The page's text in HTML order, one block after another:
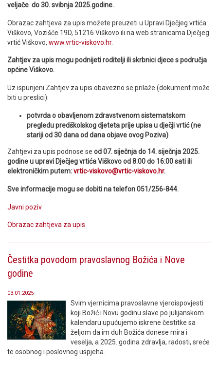
veljače do 30. svibnja 2025.godine.
Obrazac zahtjeva za upis možete preuzeti u Upravi Dječjeg vrtića
Viškovo, Vozišće 19D, 51216 Viškovo ili na web stranicama Dječjeg
vrtić Viškovo, www.vrtic-viskovo.hr.
Zahtjev za upis mogu podnijeti roditelji ili skrbnici djece s područja
općine Viškovo.
Uz ispunjeni Zahtjev za upis obavezno se prilaže (dokument može
biti u preslici):
potvrda o obavljenom zdravstvenom sistematskom
pregledu predškolskog djeteta prije upisa u dječji vrtić (ne
stariji od 30 dana od dana objave ovog Poziva)
Zahtjevi za upis podnose se od 07. siječnja do 14. siječnja 2025.
godine u upravi Dječjeg vrtića Viškovo od 8:00 do 16:00 sati ili
elektroničkim putem:vrtic-viskovo@vrtic-viskovo.hr.
Sve informacije mogu se dobiti na telefon 051/256-844.
Javni poziv
Obrazac zahtjeva za upis
Čestitka povodom pravoslavnog Božića i Nove
godine
03.01.2025
Svim vjernicima pravoslavne vjeroispovjesti
koji Božić i Novu godinu slave po julijanskom
kalendaru upućujemo iskrene čestitke sa
željom da im duh Božića donese mira i
veselja, a 2025. godina zdravlja, radosti, sreće
te osobnog i poslovnog uspjeha.